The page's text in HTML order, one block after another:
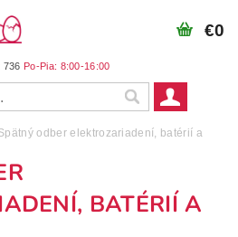
736
€0
odber elektrozariadení, batérií a
BATÉRIÍ A